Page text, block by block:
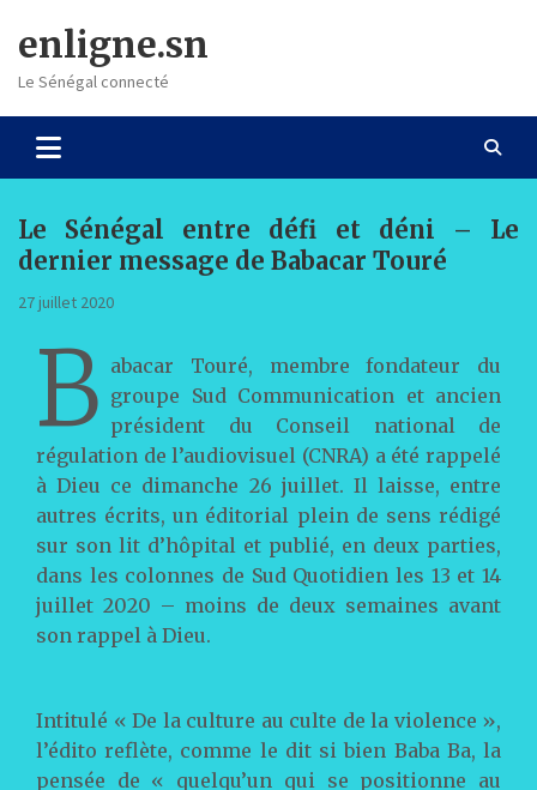
content
enligne.sn
Le Sénégal connecté
Le Sénégal entre défi et déni – Le
dernier message de Babacar Touré
27 juillet 2020
B abacar Touré, membre fondateur du
groupe Sud Communication et ancien
président du Conseil national de
régulation de l’audiovisuel (CNRA) a été rappelé
à Dieu ce dimanche 26 juillet. Il laisse, entre
autres écrits, un éditorial plein de sens rédigé
sur son lit d’hôpital et publié, en deux parties,
dans les colonnes de Sud Quotidien les 13 et 14
juillet 2020 – moins de deux semaines avant
son rappel à Dieu.
Intitulé « De la culture au culte de la violence »,
l’édito reflète, comme le dit si bien Baba Ba, la
pensée de « quelqu’un qui se positionne au